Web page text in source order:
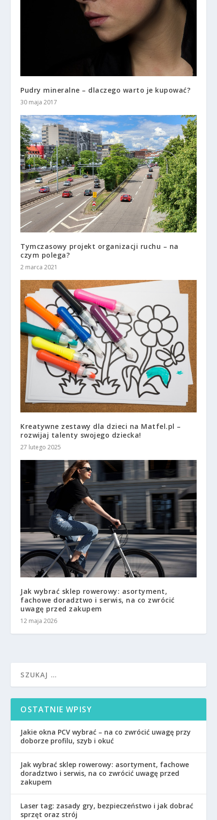
Pudry mineralne – dlaczego warto je kupować?
30 maja 2017
Tymczasowy projekt organizacji ruchu – na
czym polega?
2 marca 2021
Kreatywne zestawy dla dzieci na Matfel.pl –
rozwijaj talenty swojego dziecka!
27 lutego 2025
Jak wybrać sklep rowerowy: asortyment,
fachowe doradztwo i serwis, na co zwrócić
uwagę przed zakupem
12 maja 2026
OSTATNIE WPISY
Jakie okna PCV wybrać – na co zwrócić uwagę przy
doborze profilu, szyb i okuć
Jak wybrać sklep rowerowy: asortyment, fachowe
doradztwo i serwis, na co zwrócić uwagę przed
zakupem
Laser tag: zasady gry, bezpieczeństwo i jak dobrać
sprzęt oraz strój